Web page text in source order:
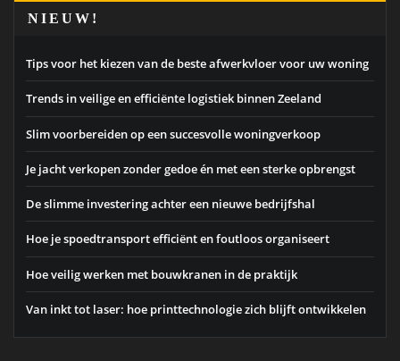
NIEUW!
Tips voor het kiezen van de beste afwerkvloer voor uw woning
Trends in veilige en efficiënte logistiek binnen Zeeland
Slim voorbereiden op een succesvolle woningverkoop
Je jacht verkopen zonder gedoe én met een sterke opbrengst
De slimme investering achter een nieuwe bedrijfshal
Hoe je spoedtransport efficiënt en foutloos organiseert
Hoe veilig werken met bouwkranen in de praktijk
Van inkt tot laser: hoe printtechnologie zich blijft ontwikkelen